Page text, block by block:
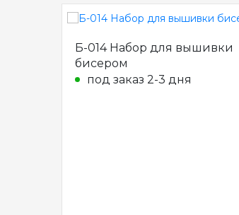
Б-014 Набор для вышивки
бисером
под заказ 2-3 дня